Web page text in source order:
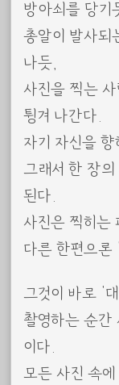
방아쇠를 당기
총알이 발사되
나듯,
사진을 찍는
튕겨 나간다.
자기 자신을 향
그래서 한 장
된다.
사진은 찍히는
다른 한편으론
그것이 바로 ‘
촬영하는 순간
이다.
모든 사진 속